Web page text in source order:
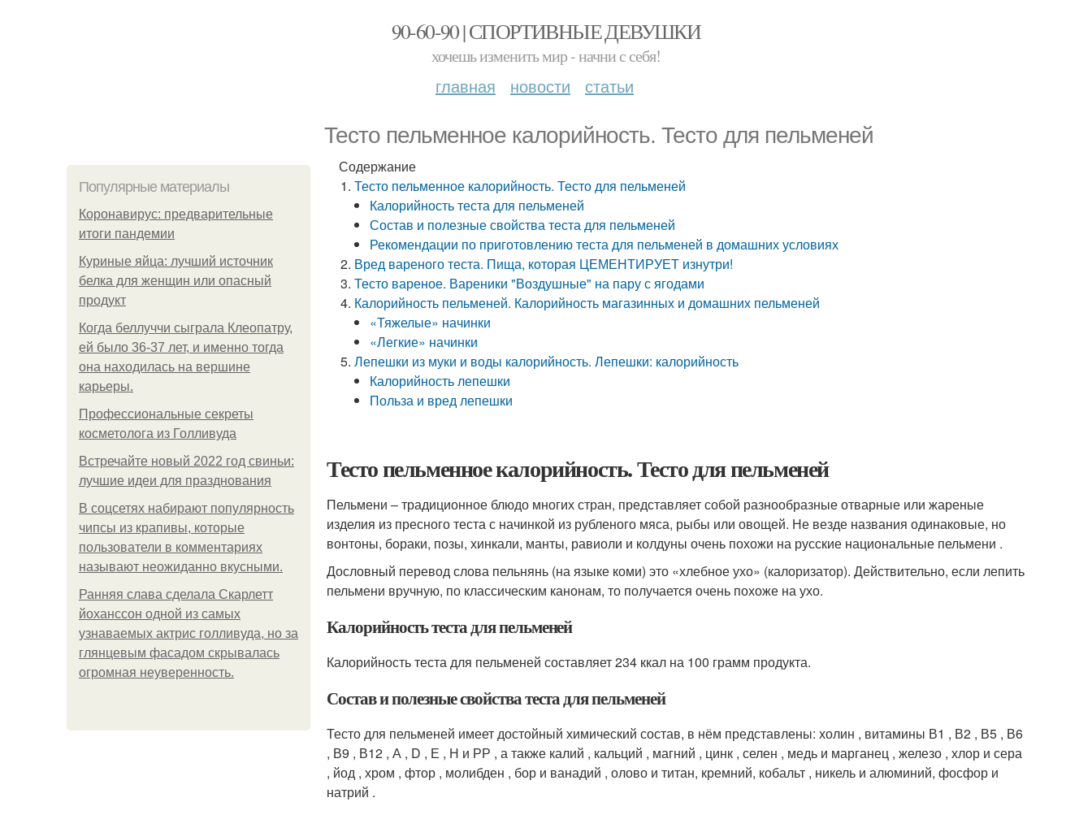
90-60-90 | СПОРТИВНЫЕ ДЕВУШКИ
хочешь изменить мир - начни с себя!
главная новости статьи
Тесто пельменное калорийность. Тесто для пельменей
Популярные материалы
Коронавирус: предварительные
итоги пандемии
Куриные яйца: лучший источник
белка для женщин или опасный
продукт
Когда беллуччи сыграла Клеопатру,
ей было 36-37 лет, и именно тогда
она находилась на вершине
карьеры.
Профессиональные секреты
косметолога из Голливуда
Встречайте новый 2022 год свиньи:
лучшие идеи для празднования
В соцсетях набирают популярность
чипсы из крапивы, которые
пользователи в комментариях
называют неожиданно вкусными.
Ранняя слава сделала Скарлетт
йоханссон одной из самых
узнаваемых актрис голливуда, но за
глянцевым фасадом скрывалась
огромная неуверенность.
Содержание
Тесто пельменное калорийность. Тесто для пельменей
Калорийность теста для пельменей
Состав и полезные свойства теста для пельменей
Рекомендации по приготовлению теста для пельменей в домашних условиях
Вред вареного теста. Пища, которая ЦЕМЕНТИРУЕТ изнутри!
Тесто вареное. Вареники "Воздушные" на пару с ягодами
Калорийность пельменей. Калорийность магазинных и домашних пельменей
«Тяжелые» начинки
«Легкие» начинки
Лепешки из муки и воды калорийность. Лепешки: калорийность
Калорийность лепешки
Польза и вред лепешки
Тесто пельменное калорийность. Тесто для пельменей
Пельмени – традиционное блюдо многих стран, представляет собой разнообразные отварные или жареные
изделия из пресного теста с начинкой из рубленого мяса, рыбы или овощей. Не везде названия одинаковые, но
вонтоны, бораки, позы, хинкали, манты, равиоли и колдуны очень похожи на русские национальные пельмени .
Дословный перевод слова пельнянь (на языке коми) это «хлебное ухо» (калоризатор). Действительно, если лепить
пельмени вручную, по классическим канонам, то получается очень похоже на ухо.
Калорийность теста для пельменей
Калорийность теста для пельменей составляет 234 ккал на 100 грамм продукта.
Состав и полезные свойства теста для пельменей
Тесто для пельменей имеет достойный химический состав, в нём представлены: холин , витамины В1 , В2 , В5 , В6
, В9 , В12 , А , D , Е , Н и РР , а также калий , кальций , магний , цинк , селен , медь и марганец , железо , хлор и сера
, йод , хром , фтор , молибден , бор и ванадий , олово и титан, кремний, кобальт , никель и алюминий, фосфор и
натрий .